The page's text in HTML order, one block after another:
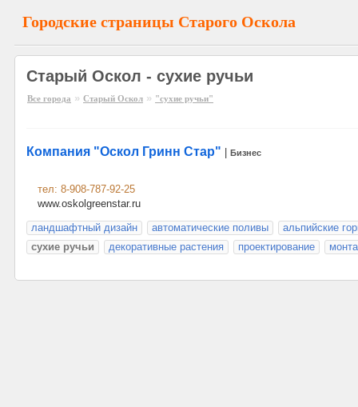
Городские страницы Старого Оскола
Старый Оскол - сухие ручьи
Все города » Старый Оскол » "сухие ручьи"
Компания "Оскол Гринн Стар" Бизнес
тел: 8-908-787-92-25
www.oskolgreenstar.ru
ландшафтный дизайн
автоматические поливы
альпийские
сухие ручьи
декоративные растения проектирование